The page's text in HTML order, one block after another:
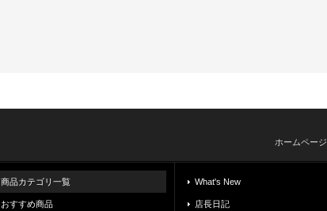
ホームペー
商品カテゴリ一覧
おすすめ商品
What's New
店長日記